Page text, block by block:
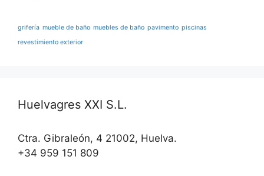
grifería mueble de baño muebles de baño pavimento piscinas
revestimiento exterior
Huelvagres XXI S.L.
Ctra. Gibraleón, 4 21002, Huelva.
+34 959 151 809